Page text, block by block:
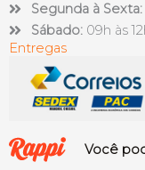
Segunda à Sexta:
Sábado: 09h às
Entregas
Você